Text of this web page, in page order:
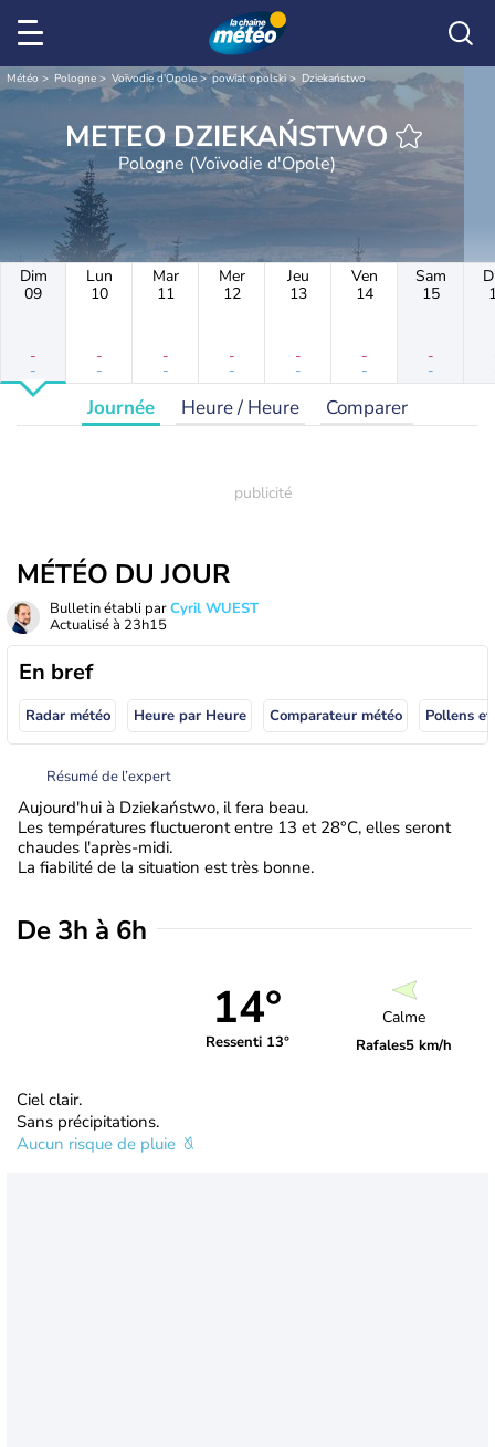
Météo Pologne Voïvodie d'Opole powiat opolski Dziekaństwo
METEO DZIEKAŃSTWO
Pologne (Voïvodie d'Opole)
Dim
09
-
-
Lun
10
-
-
Mar
11
-
-
Mer
12
-
-
Jeu
13
-
-
Ven
14
-
-
Sam
15
-
-
Journée Heure / Heure Comparer
MÉTÉO DU JOUR
Bulletin établi parCyril WUEST
Actualisé à 23h15
En bref
Radar météo Heure par Heure Comparateur météo Pollens
Résumé de l’expert
Aujourd'hui à Dziekaństwo, il fera beau.
Les températures fluctueront entre 13 et 28°C, elles seront
chaudes l'après-midi.
La fiabilité de la situation est très bonne.
De 3h à 6h
14°
Ressenti 13°
Calme
Rafales5 km/h
Ciel clair.
Sans précipitations.
Aucun risque de pluie